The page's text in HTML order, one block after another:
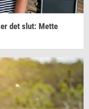
er det slut: Mette